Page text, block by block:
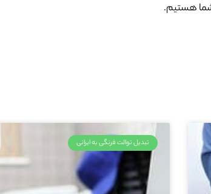
هستیم.
تبدیل توالت فرنگی به ایرانی